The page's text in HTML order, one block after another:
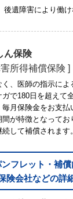
後遺障害により働
ん保険
所得補償保険 ]
く、医師の指示に
で180日を超えて
月保険金をお支払
間が特徴となって
して補償されます。
フレット・補償
険会社などの詳